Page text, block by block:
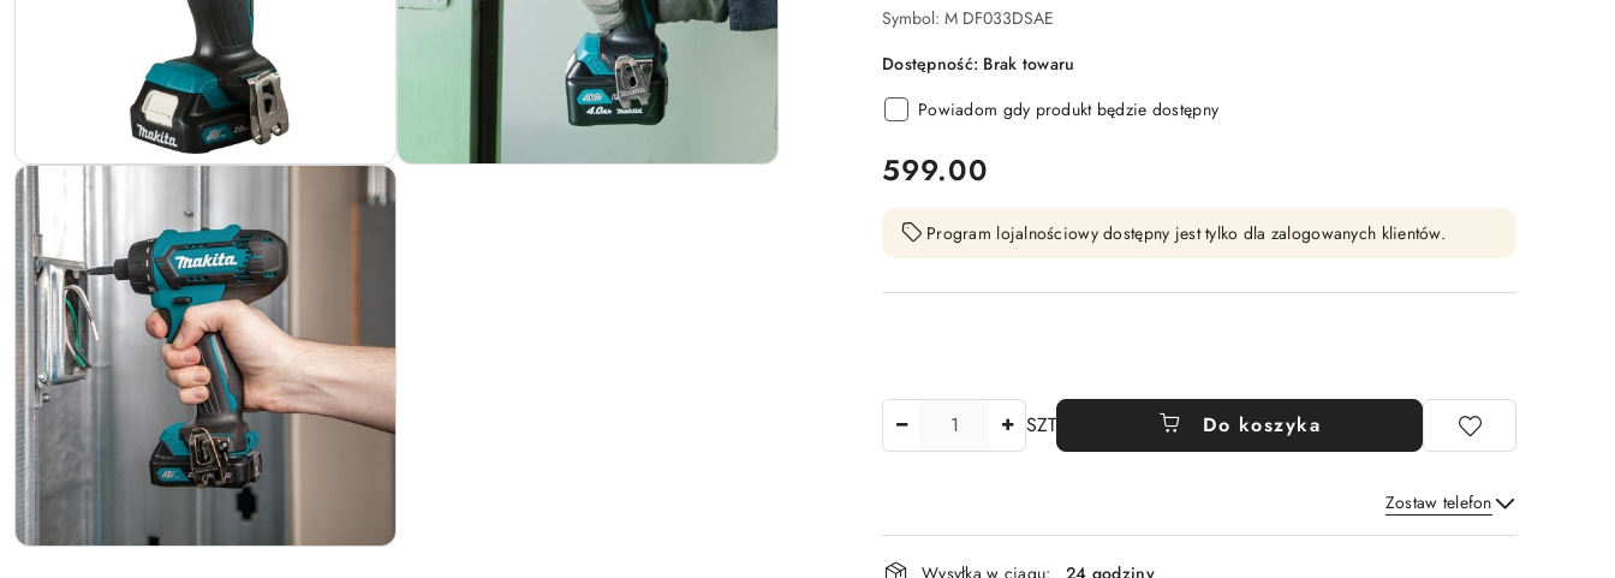
Symbol: M DF033DSAE
Dostępność: Brak towaru
Powiadom gdy produkt będzie dostępny
cena:
599.00
Program lojalnościowy dostępny jest tylko dla zalogowanych klientów.
SZT Do koszyka
Zostaw telefon
Wyślij
Dostępność
Wysyłka w ciągu:
24 godziny